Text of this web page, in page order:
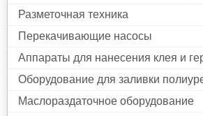
Разметочная техника
Перекачивающие насосы
Аппараты для нанесения клея и
Оборудование для заливки
Маслораздаточное оборудование